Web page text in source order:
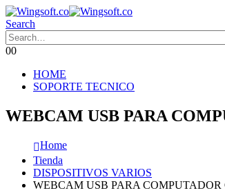
Search
00
HOME
SOPORTE TECNICO
WEBCAM USB PARA
Home
Tienda
DISPOSITIVOS VARIOS
WEBCAM USB PARA COMPUTADOR